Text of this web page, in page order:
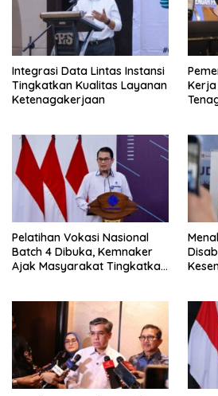
Integrasi Data Lintas Instansi
Tingkatkan Kualitas Layanan
Ketenagakerjaan
Pelatihan Vokasi Nasional
Batch 4 Dibuka, Kemnaker
Ajak Masyarakat Tingkatkan